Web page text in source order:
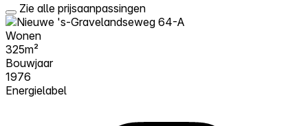
Zie alle prijsaanpassingen
Wonen
325m²
Bouwjaar
1976
Energielabel